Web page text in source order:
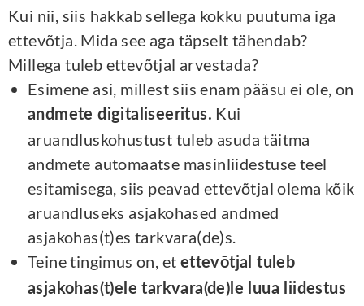
Kui nii, siis hakkab sellega kokku puutuma iga
ettevõtja. Mida see aga täpselt tähendab?
Millega tuleb ettevõtjal arvestada?
Esimene asi, millest siis enam pääsu ei ole, on
andmete digitaliseeritus. Kui
aruandluskohustust tuleb asuda täitma
andmete automaatse masinliidestuse teel
esitamisega, siis peavad ettevõtjal olema kõik
aruandluseks asjakohased andmed
asjakohas(t)es tarkvara(de)s.
Teine tingimus on, et ettevõtjal tuleb
asjakohas(t)ele tarkvara(de)le luua liidestus